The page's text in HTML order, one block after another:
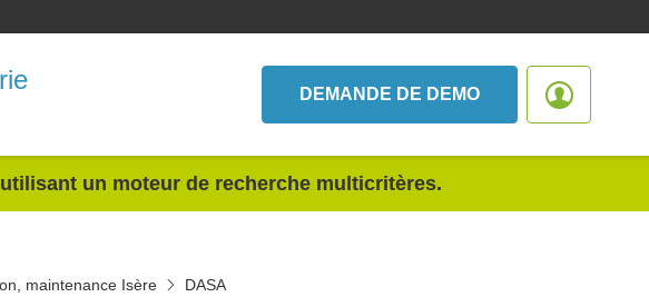
DEMANDE DE DEMO
un moteur de recherche multicritères.
maintenance Isère DASA